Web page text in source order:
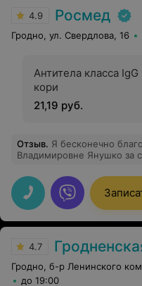
4.9 Росмед
Гродно, ул. Свердлова, 16
Антитела класса IgG
кори
21,19 руб.
Отзыв. Я бесконечно
Владимировне Янушко за
человечность, внимание,
профессионализм! Все
Благодаря ей,
счастливый! Я не раз обращалась по разным вопросам
здоровья в Ваш центр. Очень хорошие впечатления от
знакомым и всегда слышу
главное, именно после
становятся, даже те, кому
рекомендовано было ЭКО! Успехов Вам в Вашей
4.7 Гродненская
Гродно, б-р Ленинского
до 19:00